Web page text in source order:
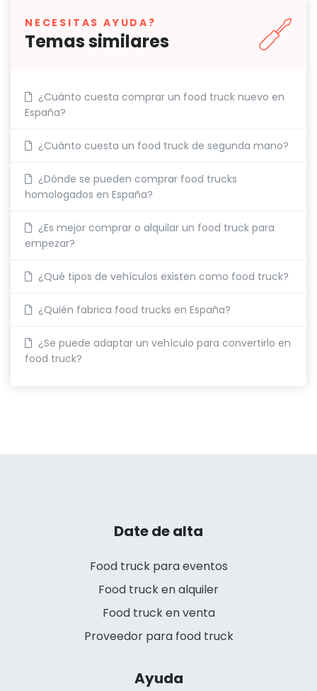
NECESITAS AYUDA?
Temas similares
¿Cuánto cuesta comprar un food truck nuevo en
España?
¿Cuánto cuesta un food truck de segunda mano?
¿Dónde se pueden comprar food trucks
homologados en España?
¿Es mejor comprar o alquilar un food truck para
empezar?
¿Qué tipos de vehículos existen como food truck?
¿Quién fabrica food trucks en España?
¿Se puede adaptar un vehículo para convertirlo en
food truck?
Date de alta
Food truck para eventos
Food truck en alquiler
Food truck en venta
Proveedor para food truck
Ayuda